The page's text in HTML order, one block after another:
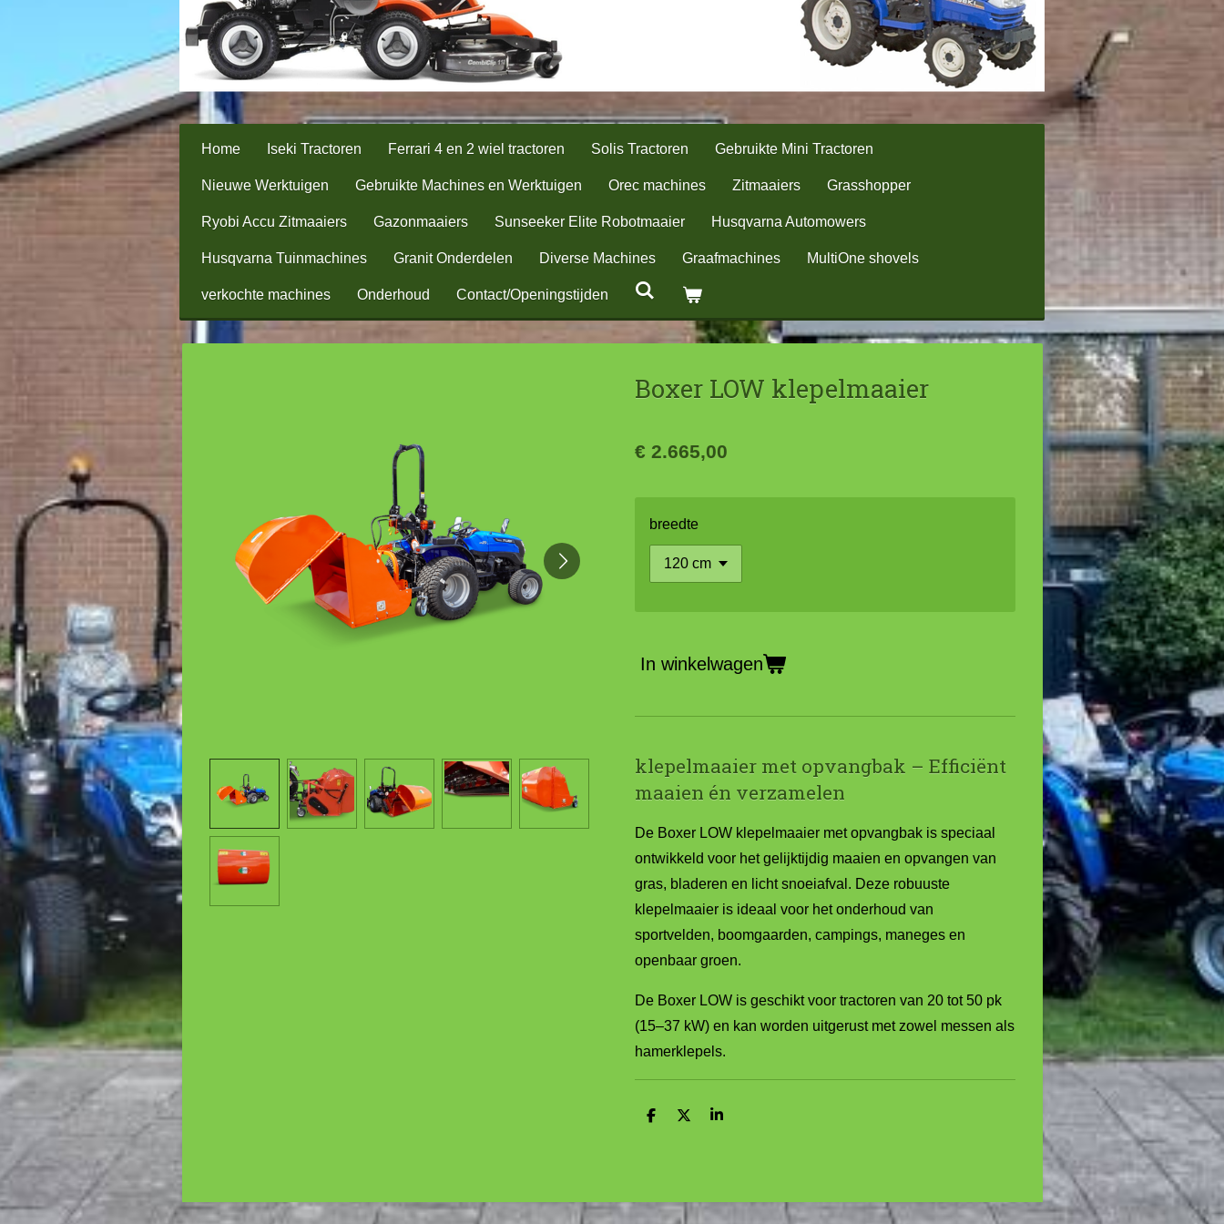
Home Iseki Tractoren Ferrari 4 en 2 wiel tractoren Solis Tractoren Gebruikte Mini Tractoren
Nieuwe Werktuigen Gebruikte Machines en Werktuigen Orec machines Zitmaaiers Grasshopper
Ryobi Accu Zitmaaiers Gazonmaaiers Sunseeker Elite Robotmaaier Husqvarna Automowers
Husqvarna Tuinmachines Granit Onderdelen Diverse Machines Graafmachines MultiOne shovels
verkochte machines Onderhoud Contact/Openingstijden
Boxer LOW klepelmaaier
€ 2.665,00
breedte
In winkelwagen
klepelmaaier met opvangbak – Efficiënt
maaien én verzamelen
De Boxer LOW klepelmaaier met opvangbak is speciaal
ontwikkeld voor het gelijktijdig maaien en opvangen van
gras, bladeren en licht snoeiafval. Deze robuuste
klepelmaaier is ideaal voor het onderhoud van
sportvelden, boomgaarden, campings, maneges en
openbaar groen.
De Boxer LOW is geschikt voor tractoren van 20 tot 50 pk
(15–37 kW) en kan worden uitgerust met zowel messen als
hamerklepels.
D
D
S